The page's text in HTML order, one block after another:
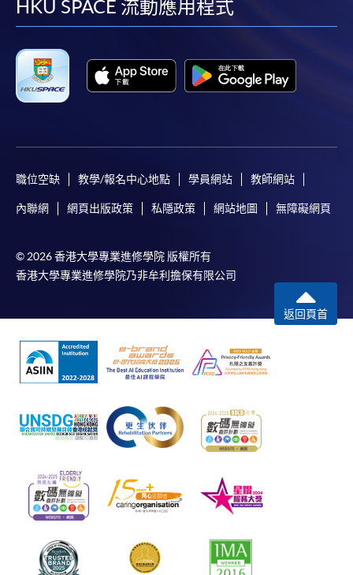
facebook
youtube
linkedin
HKU SPACE 流動應用程式
職位空缺 教學/報名中心地點 學員網站 教師網站
內聯網 網頁出版政策 私隱政策 網站地圖 無障礙網頁
© 2026 香港大學專業進修學院 版權所有
香港大學專業進修學院乃非牟利擔保有限公司
返回頁首